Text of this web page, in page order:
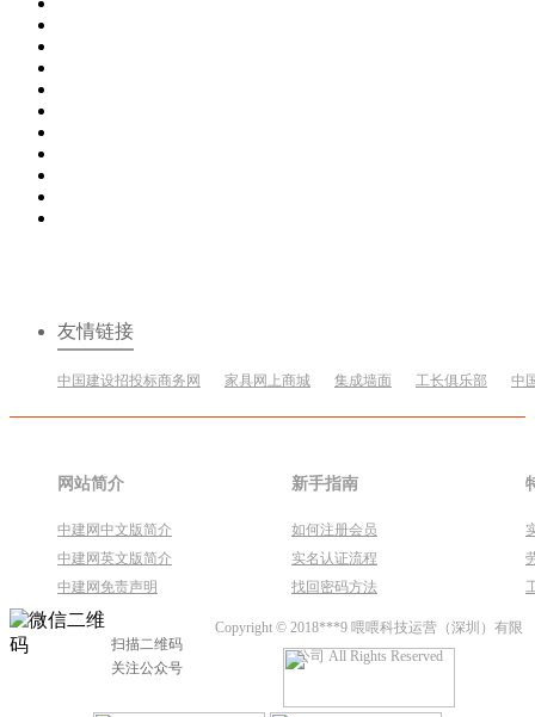
友情链接
中国建设招投标商务网 家具网上商城 集成墙面 工长俱乐部 中
网站简介
中建网中文版简介
中建网英文版简介
中建网免责声明
新手指南
如何注册会员
实名认证流程
找回密码方法
扫描二维码
关注公众号
Copyright © 2018***9 喂喂科技运营（深圳）有限
公司 All Rights Reserved